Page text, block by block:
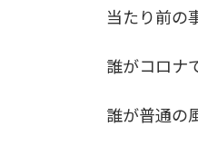
当たり前の
誰がコロナ
誰が普通の